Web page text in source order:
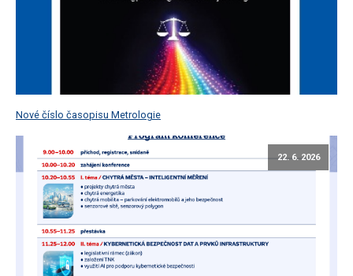
Nové číslo časopisu Metrologie
22. 6. 2026